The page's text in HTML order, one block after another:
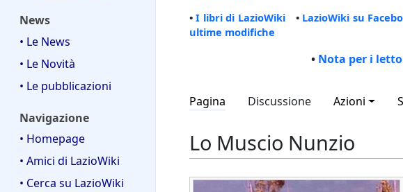
News
• Le News
• Le Novità
• Le pubblicazioni
Navigazione
• Homepage
• Amici di LazioWiki
• Cerca su LazioWiki
•I libri di LazioWiki• LazioWiki su
ultime modifiche
• Nota per i
Pagina Discussione Azioni
Lo Muscio Nunzio